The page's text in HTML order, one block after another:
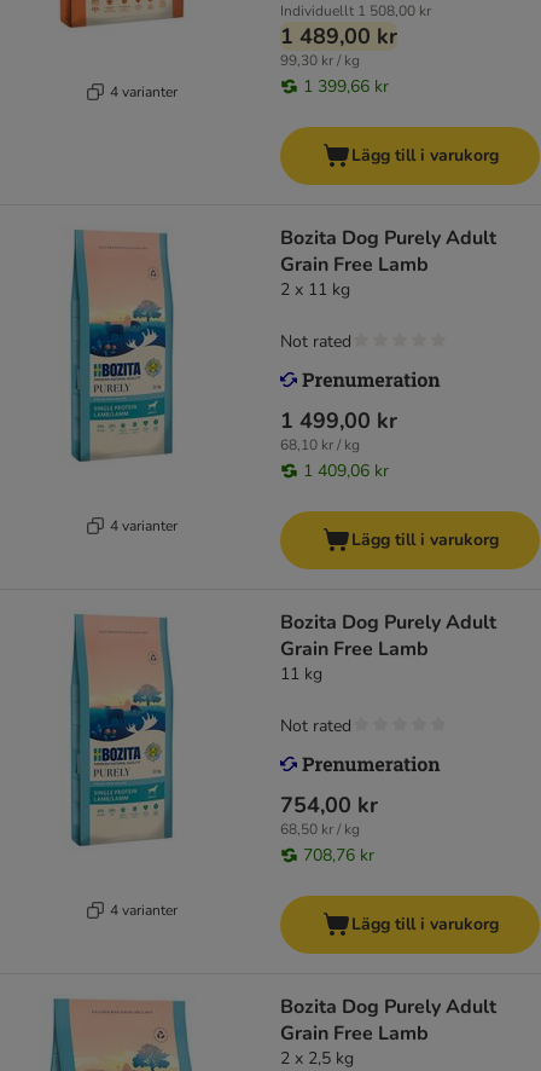
4 varianter
Individuellt 1 508,00 kr
1 489,00 kr
99,30 kr / kg
1 399,66 kr
Lägg till i varukorg
4 varianter
Bozita Dog Purely Adult
Grain Free Lamb
2 x 11 kg
1 499,00 kr
68,10 kr / kg
1 409,06 kr
Not rated
Lägg till i varukorg
4 varianter
Bozita Dog Purely Adult
Grain Free Lamb
11 kg
754,00 kr
68,50 kr / kg
708,76 kr
Not rated
Lägg till i varukorg
Bozita Dog Purely Adult
Grain Free Lamb
2 x 2,5 kg